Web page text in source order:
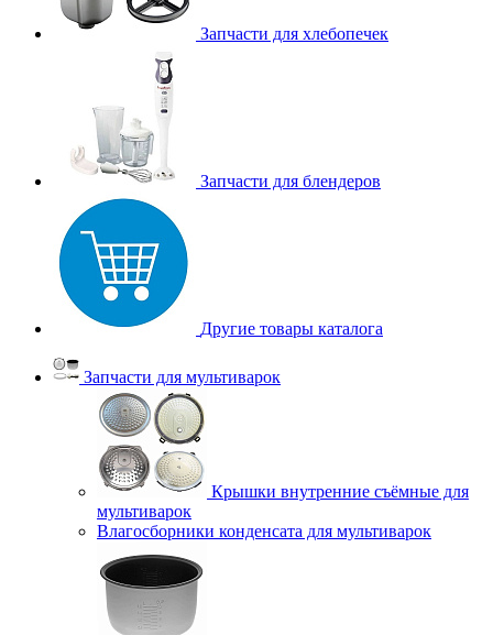
Запчасти для хлебопечек
Запчасти для блендеров
Другие товары каталога
Запчасти для мультиварок
Крышки внутренние съёмные для
мультиварок
Влагосборники конденсата для мультиварок